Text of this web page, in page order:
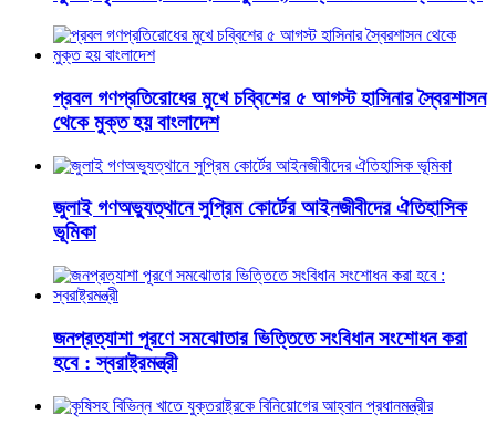
প্রবল গণপ্রতিরোধের মুখে চব্বিশের ৫ আগস্ট হাসিনার স্বৈরশাসন
থেকে মুক্ত হয় বাংলাদেশ
জুলাই গণঅভ্যুত্থানে সুপ্রিম কোর্টের আইনজীবীদের ঐতিহাসিক
ভূমিকা
জনপ্রত্যাশা পূরণে সমঝোতার ভিত্তিতে সংবিধান সংশোধন করা
হবে : স্বরাষ্ট্রমন্ত্রী